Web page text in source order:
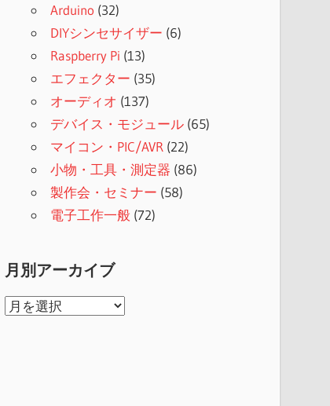
Arduino (32)
DIYシンセサイザー (6)
Raspberry Pi (13)
エフェクター (35)
オーディオ (137)
デバイス・モジュール (65)
マイコン・PIC/AVR (22)
小物・工具・測定器 (86)
製作会・セミナー (58)
電子工作一般 (72)
月別アーカイブ
月